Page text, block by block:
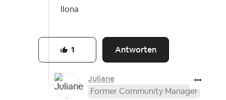
Ilona
Antworten
1
Juliane
Former Community Manager